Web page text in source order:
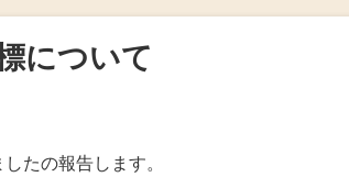
について
たの報告します。